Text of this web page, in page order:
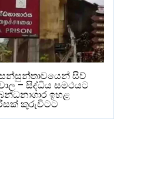
සිව්
– සිද්ධිය සමථයට
ඉහළ
කුරුවිටට